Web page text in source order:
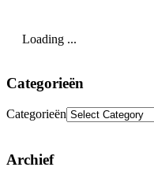
Loading ...
Categorieën
Categorieën
Archief